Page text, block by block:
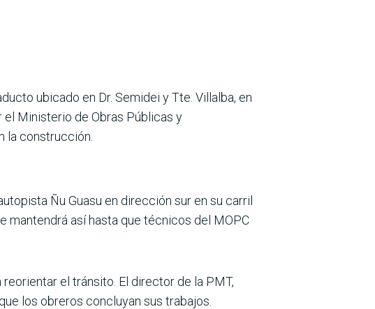
ubicado en Dr. Semidei y Tte. Villalba, en
el Ministerio de Obras Públicas y
la construcción.
Ñu Guasu en dirección sur en su carril
mantendrá así hasta que téc­nicos del MOPC
el tránsito. El director de la PMT,
los obreros conclu­yan sus trabajos.